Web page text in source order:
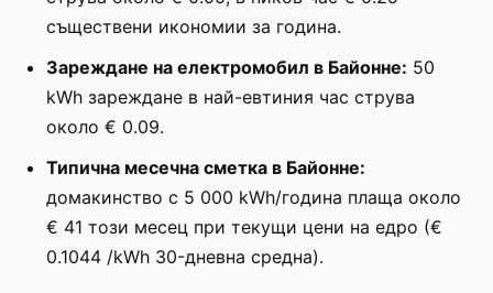
съществени икономии за година.
Зареждане на електромобил в Байонне: 50
kWh зареждане в най-евтиния час струва
около € 0.09.
Типична месечна сметка в Байонне:
домакинство с 5 000 kWh/година плаща около
€ 41 този месец при текущи цени на едро (€
0.1044 /kWh 30-дневна средна).